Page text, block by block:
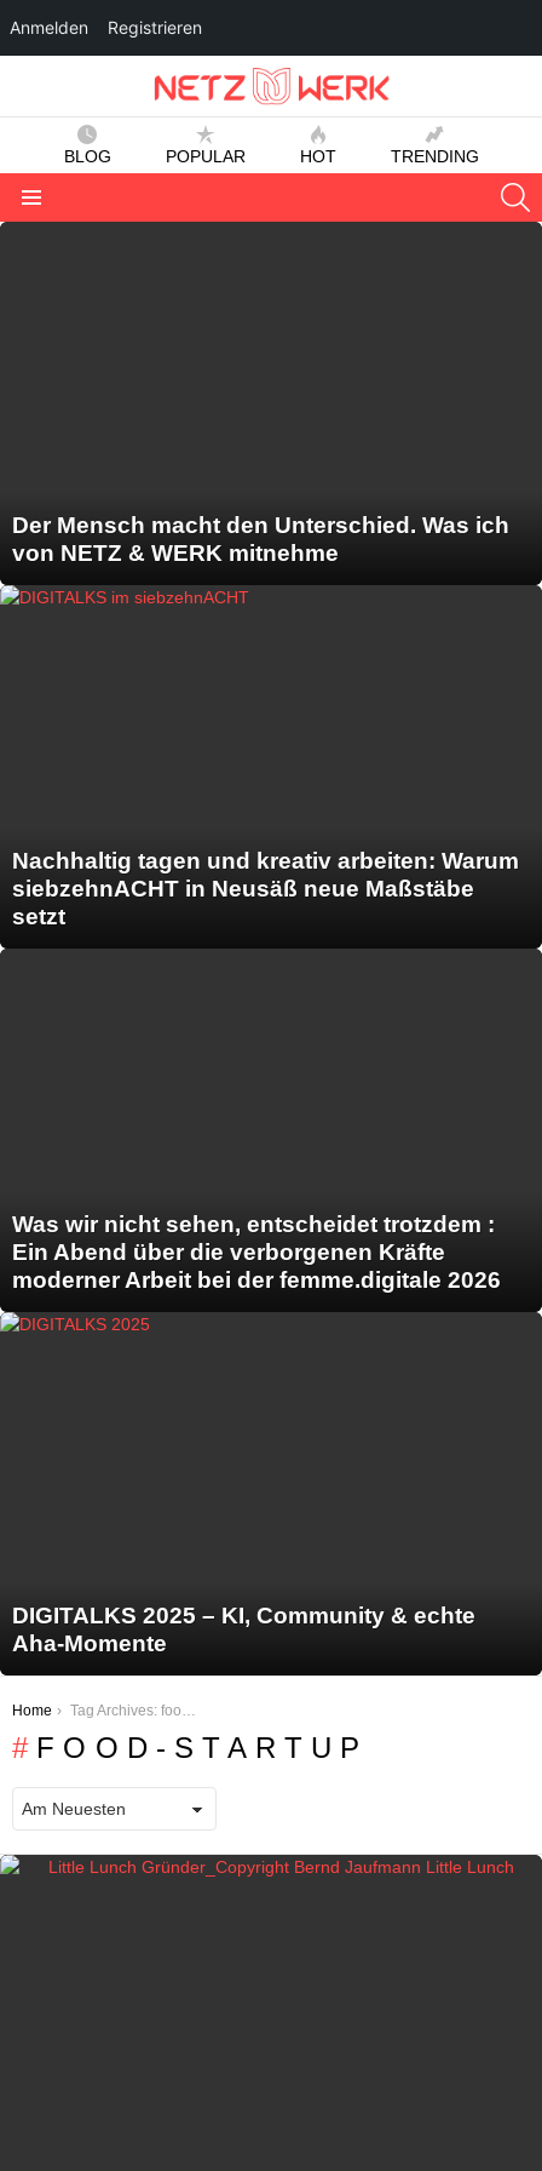
BLOG POPULAR HOT TRENDING
Der Mensch macht den Unterschied. Was ich
von NETZ & WERK mitnehme
Nachhaltig tagen und kreativ arbeiten: Warum
siebzehnACHT in Neusäß neue Maßstäbe
setzt
Was wir nicht sehen, entscheidet trotzdem :
Ein Abend über die verborgenen Kräfte
moderner Arbeit bei der femme.digitale 2026
DIGITALKS 2025 – KI, Community & echte
Aha-Momente
You are here:
Home Tag Archives: food-startup
FOOD-STARTUP
Anmelden Registrieren